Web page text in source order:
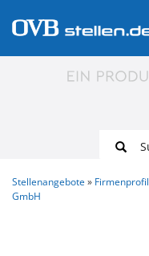
Stellenangebote
GmbH